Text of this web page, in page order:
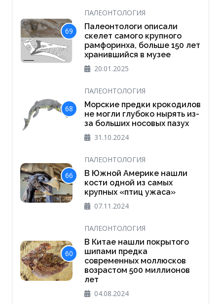
69
ПАЛЕОНТОЛОГИЯ
Палеонтологи описали
скелет самого крупного
рамфоринха, больше 150 лет
хранившийся в музее
20.01.2025
68
ПАЛЕОНТОЛОГИЯ
Морские предки крокодилов
не могли глубоко нырять из-
за больших носовых пазух
31.10.2024
66
ПАЛЕОНТОЛОГИЯ
В Южной Америке нашли
кости одной из самых
крупных «птиц ужаса»
07.11.2024
60
ПАЛЕОНТОЛОГИЯ
В Китае нашли покрытого
шипами предка
современных моллюсков
возрастом 500 миллионов
лет
04.08.2024